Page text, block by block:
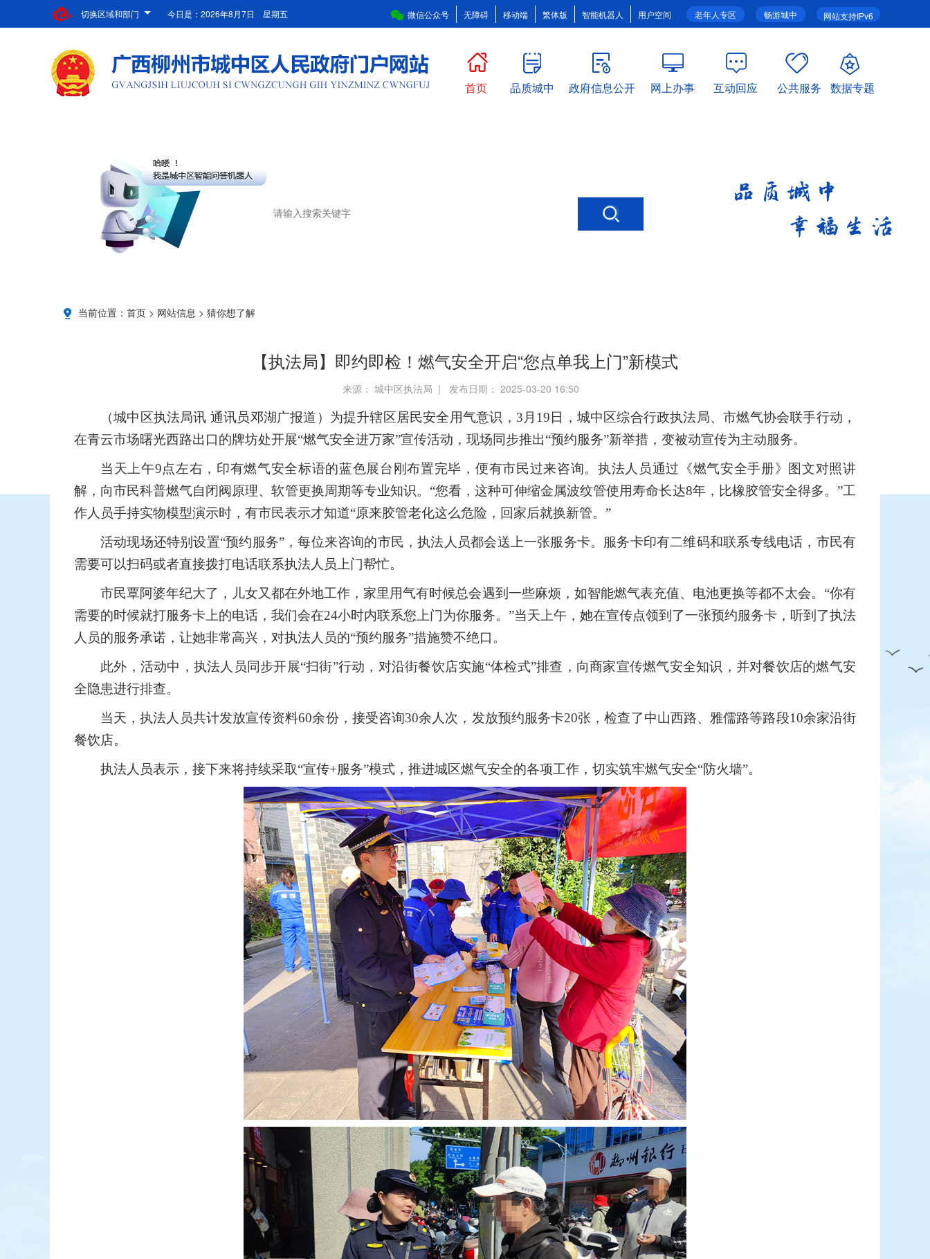
切换区域和部门 网站支持IPv6
畅游城中
老年人专区
微信公众号 无障碍 移动端 繁体版 智能机器人 用户空间
今日是： 2026年8月7日 星期五
首页 品质城中 政府信息公开 网上办事 互动回应 公共服务 数据专题
当前位置： 首页 > 网站信息 > 猜你想了解
【执法局】即约即检！燃气安全开启“您点单我上门”新模式
来源： 城中区执法局 | 发布日期： 2025-03-20 16:50
（城中区执法局讯 通讯员邓湖广报道） 为提升辖区居民安全用气意识，3月19日，城中区综合行政执法局、市燃气协会联手行动，
在青云市场曙光西路出口的牌坊处开展“燃气安全进万家”宣传活动，现场同步推出“预约服务”新举措，变被动宣传为主动服务。
当天上午9点左右，印有燃气安全标语的蓝色展台刚布置完毕，便有市民过来咨询。执法人员通过《燃气安全手册》图文对照讲
解，向市民科普燃气自闭阀原理、软管更换周期等专业知识。“您看，这种可伸缩金属波纹管使用寿命长达8年，比橡胶管安全得多。”工
作人员手持实物模型演示时，有市民表示才知道“原来胶管老化这么危险，回家后就换新管。”
活动现场还特别设置“预约服务”，每位来咨询的市民，执法人员都会送上一张服务卡。服务卡印有二维码和联系专线电话，市民有
需要可以扫码或者直接拨打电话联系执法人员上门帮忙。
市民覃阿婆年纪大了，儿女又都在外地工作，家里用气有时候总会遇到一些麻烦，如智能燃气表充值、电池更换等都不太会。“你有
需要的时候就打服务卡上的电话，我们会在24小时内联系您上门为你服务。”当天上午，她在宣传点领到了一张预约服务卡，听到了执法
人员的服务承诺，让她非常高兴，对执法人员的“预约服务”措施赞不绝口。
此外，活动中，执法人员同步开展“扫街”行动，对沿街餐饮店实施“体检式”排查，向商家宣传燃气安全知识，并对餐饮店的燃气安
全隐患进行排查。
当天，执法人员共计发放宣传资料60余份，接受咨询30余人次，发放预约服务卡20张，检查了中山西路、雅儒路等路段10余家沿街
餐饮店。
执法人员表示，接下来将持续采取“宣传+服务”模式，推进城区燃气安全的各项工作，切实筑牢燃气安全“防火墙”。